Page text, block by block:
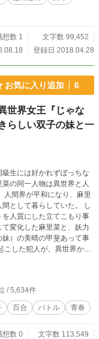
」だが、赤子の頃からこ
準や価値観は一緒、 妖
守られている。細石屋の小
魁「珠月見太夫」に大変見
ているが、基本的には細石
えた着物を着流し、道中
いる。 背中に美しい桜と
猫
で、実家は郷長の薬草園。
も1番末の娘だが、1番妖
長毛。 猫又治療院 猫仙人
が本人は大江戸での玉の輿
めっちゃかだと思います
想数 1
文字数 99,452
登録日 2018.04.28
お気に入り追加 6
世界女王『じゃな
らしい双子の妹と一
生には好かれずぼっちな
の同一人物は異世界と人
人間界が平和になり、麻里
して暮らしていた。 し
人質にした立てこもり事
変化した麻里菜と、妖力
）の美晴の甲斐あって事
いるのが発覚。麻里菜と
世界と人間界をかけた戦
広げることとなっ
れてしまったものです。で
/ 5,634件
百合 バトル 青春
想数 0
文字数 113,549